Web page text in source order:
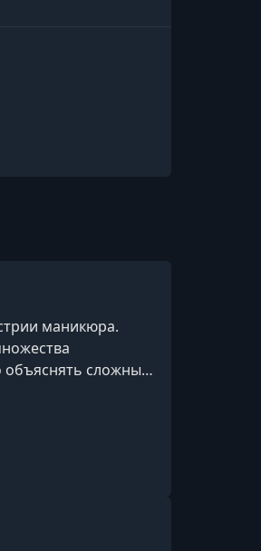
маникюра.
объяснять сложные
чемпионом